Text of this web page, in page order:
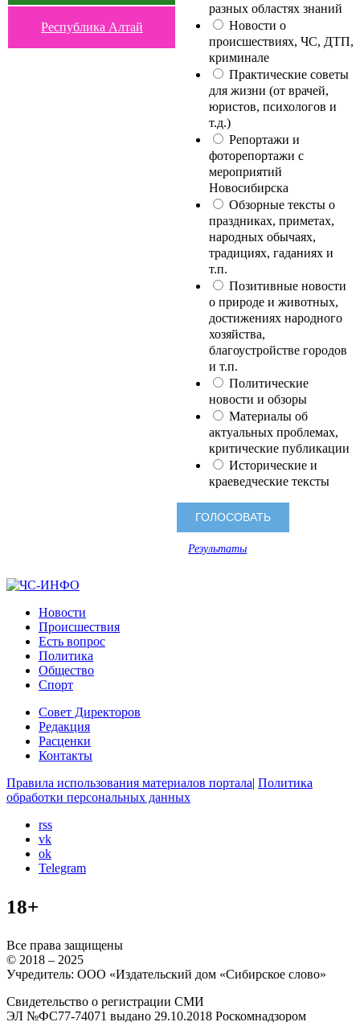
Республика Алтай
разных областях знаний
Новости о
происшествиях, ЧС, ДТП,
криминале
Практические советы
для жизни (от врачей,
юристов, психологов и
т.д.)
Репортажи и
фоторепортажи с
мероприятий
Новосибирска
Обзорные тексты о
праздниках, приметах,
народных обычаях,
традициях, гаданиях и
т.п.
Позитивные новости
о природе и животных,
достижениях народного
хозяйства,
благоустройстве городов
и т.п.
Политические
новости и обзоры
Материалы об
актуальных проблемах,
критические публикации
Исторические и
краеведческие тексты
Результаты
Новости
Происшествия
Есть вопрос
Политика
Общество
Спорт
Совет Директоров
Редакция
Расценки
Контакты
Правила использования материалов портала| Политика
обработки персональных данных
rss
vk
ok
Telegram
18+
Все права защищены
© 2018 – 2025
Учредитель: ООО «Издательский дом «Сибирское слово»
Свидетельство о регистрации СМИ
ЭЛ №ФС77-74071 выдано 29.10.2018 Роскомнадзором